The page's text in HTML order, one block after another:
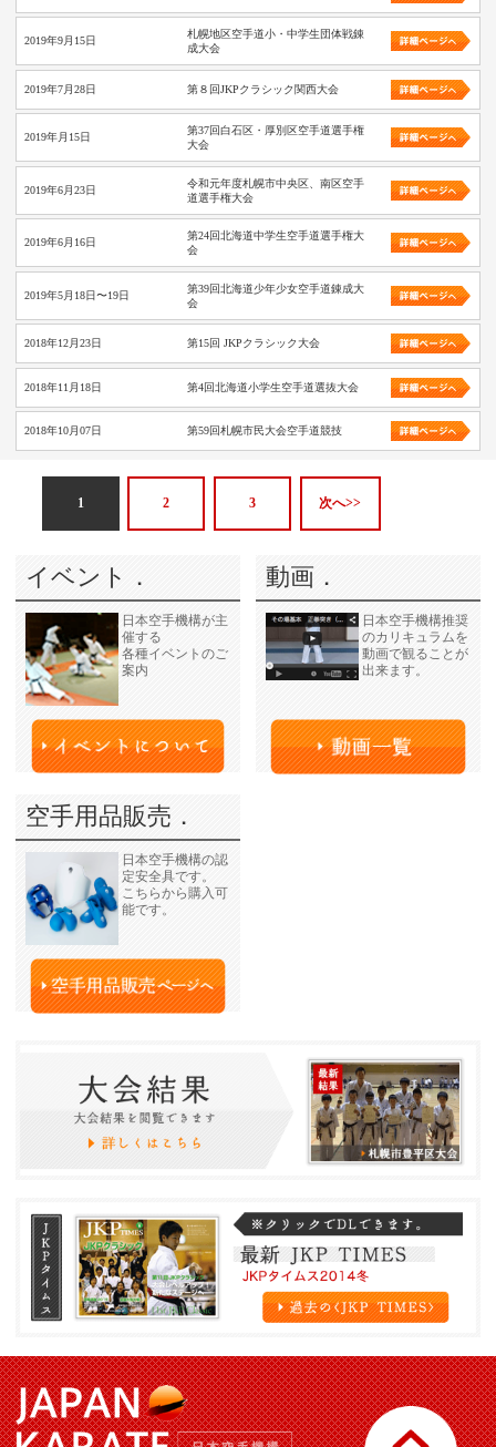
2019年9月15日
札幌地区空手道小・中学生団体戦錬
成大会
2019年7月28日 第８回JKPクラシック関西大会
2019年月15日
第37回白石区・厚別区空手道選手権
大会
2019年6月23日
令和元年度札幌市中央区、南区空手
道選手権大会
2019年6月16日
第24回北海道中学生空手道選手権大
会
2019年5月18日〜19日
第39回北海道少年少女空手道錬成大
会
2018年12月23日 第15回 JKPクラシック大会
2018年11月18日 第4回北海道小学生空手道選抜大会
2018年10月07日 第59回札幌市民大会空手道競技
1 2 3 次へ>>
イベント．
日本空手機構が主
催する
各種イベントのご
案内
動画．
日本空手機構推奨
のカリキュラムを
動画で観ることが
出来ます。
空手用品販売．
日本空手機構の認
定安全具です。
こちらから購入可
能です。